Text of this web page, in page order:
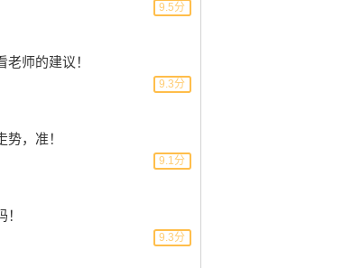
9.5分
师的建议！
9.3分
，准！
9.1分
9.3分